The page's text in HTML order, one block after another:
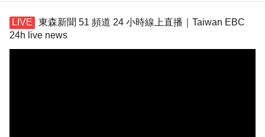
東森新聞 51 頻道 24 小時線上直播｜Taiwan EBC
24h live news